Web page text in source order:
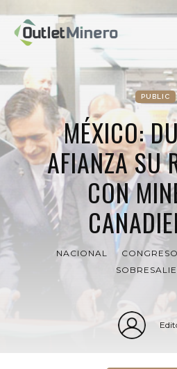
PUBLIC
MÉXICO:
AFIANZA SU
CON
NACIONAL